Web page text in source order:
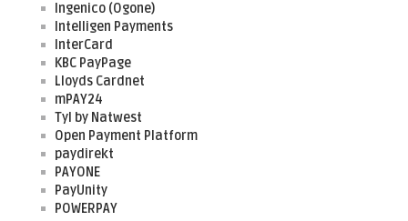
Ingenico (Ogone)
Intelligen Payments
InterCard
KBC PayPage
Lloyds Cardnet
mPAY24
Tyl by Natwest
Open Payment Platform
paydirekt
PAYONE
PayUnity
POWERPAY